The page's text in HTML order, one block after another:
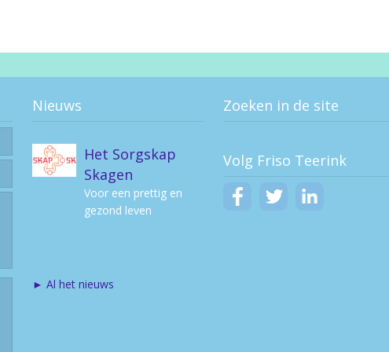
Nieuws
Het Sorgskap
Skagen
Voor een prettig en
gezond leven
Per 1 november
► Al het nieuws
Zoeken in de site
Volg Friso Teerink